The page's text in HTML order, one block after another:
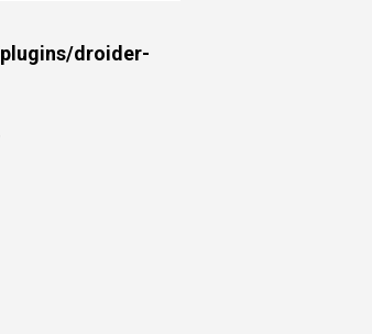
droider-